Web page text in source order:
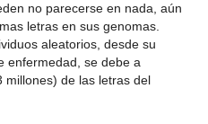
no parecerse en nada, aún
letras en sus genomas.
aleatorios, desde su
enfermedad, se debe a
millones) de las letras del